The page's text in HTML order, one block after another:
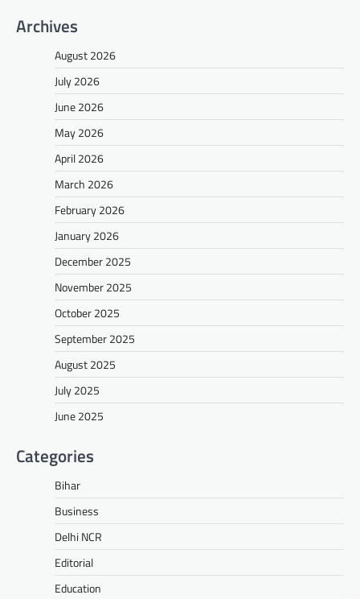
Archives
August 2026
July 2026
June 2026
May 2026
April 2026
March 2026
February 2026
January 2026
December 2025
November 2025
October 2025
September 2025
August 2025
July 2025
June 2025
Categories
Bihar
Business
Delhi NCR
Editorial
Education